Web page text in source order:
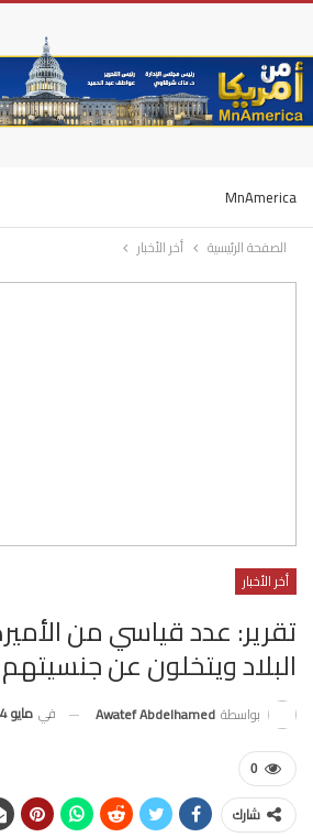
MnAmerica
الصفحة الرئيسية أخر الأخبار
أخر الأخبار
تقرير: عدد قياسي من
البلاد ويتخلون عن جنسيتهم
بواسطة Awatef Abdelhamed في مايو 14, 2026
0
شارك